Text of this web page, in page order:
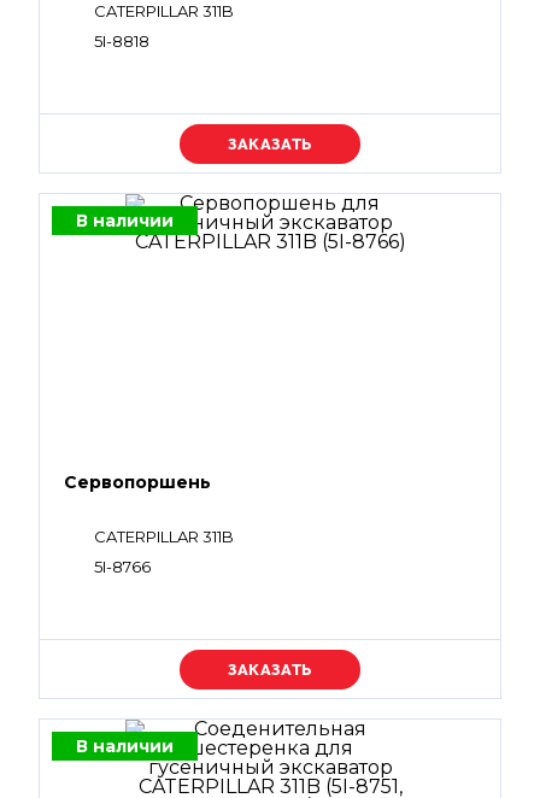
CATERPILLAR 311B
5I-8818
Уточняйте цену
В наличии
Сервопоршень
CATERPILLAR 311B
5I-8766
Уточняйте цену
В наличии